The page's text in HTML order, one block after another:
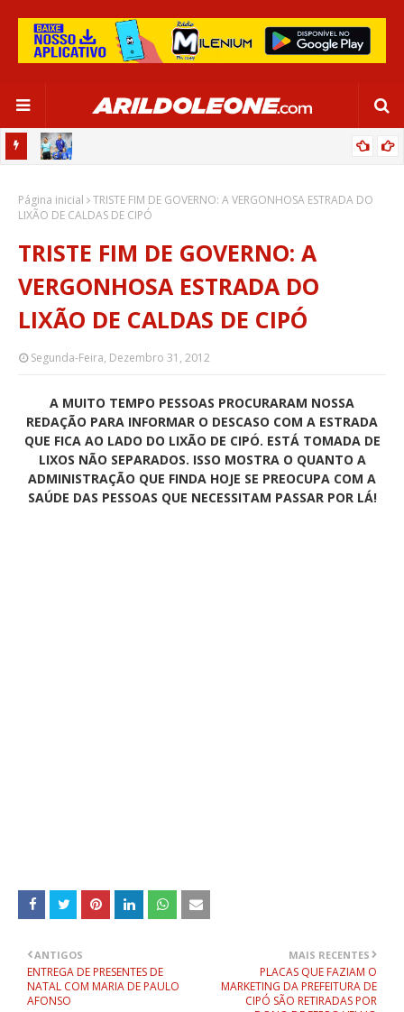
SALVADOR
Página inicial
TRISTE FIM DE GOVERNO: A VERGONHOSA ESTRADA DO
LIXÃO DE CALDAS DE CIPÓ
TRISTE FIM DE GOVERNO: A
VERGONHOSA ESTRADA DO
LIXÃO DE CALDAS DE CIPÓ
Segunda-Feira, Dezembro 31, 2012
A MUITO TEMPO PESSOAS PROCURARAM NOSSA
REDAÇÃO PARA INFORMAR O DESCASO COM A ESTRADA
QUE FICA AO LADO DO LIXÃO DE CIPÓ. ESTÁ TOMADA DE
LIXOS NÃO SEPARADOS. ISSO MOSTRA O QUANTO A
ADMINISTRAÇÃO QUE FINDA HOJE SE PREOCUPA COM A
SAÚDE DAS PESSOAS QUE NECESSITAM PASSAR POR LÁ!
MAIS RECENTES
PLACAS QUE FAZIAM O
MARKETING DA PREFEITURA DE
CIPÓ SÃO RETIRADAS POR
ANTIGOS
ENTREGA DE PRESENTES DE
NATAL COM MARIA DE PAULO
AFONSO